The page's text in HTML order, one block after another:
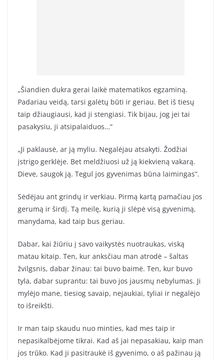
„Šiandien dukra gerai laikė matematikos egzaminą.
Padariau veidą, tarsi galėtų būti ir geriau. Bet iš tiesų
taip džiaugiausi, kad ji stengiasi. Tik bijau, jog jei tai
pasakysiu, ji atsipalaiduos…“
„Ji paklausė, ar ją myliu. Negalėjau atsakyti. Žodžiai
įstrigo gerklėje. Bet meldžiuosi už ją kiekvieną vakarą.
Dieve, saugok ją. Tegul jos gyvenimas būna laimingas“.
Sėdėjau ant grindų ir verkiau. Pirmą kartą pamačiau jos
gerumą ir širdį. Tą meilę, kurią ji slėpė visą gyvenimą,
manydama, kad taip bus geriau.
Dabar, kai žiūriu į savo vaikystės nuotraukas, viską
matau kitaip. Ten, kur anksčiau man atrodė – šaltas
žvilgsnis, dabar žinau: tai buvo baimė. Ten, kur buvo
tyla, dabar suprantu: tai buvo jos jausmų nebylumas. Ji
mylėjo mane, tiesiog savaip, nejaukiai, tyliai ir negalėjo
to išreikšti.
Ir man taip skaudu nuo minties, kad mes taip ir
nepasikalbėjome tikrai. Kad aš jai nepasakiau, kaip man
jos trūko. Kad ji pasitraukė iš gyvenimo, o aš pažinau ją